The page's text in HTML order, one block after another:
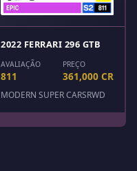
2022 FERRARI 296 GTB
AVALIAÇÃO
811
PREÇO
361,000 CR
MODERN SUPER CARSRWD